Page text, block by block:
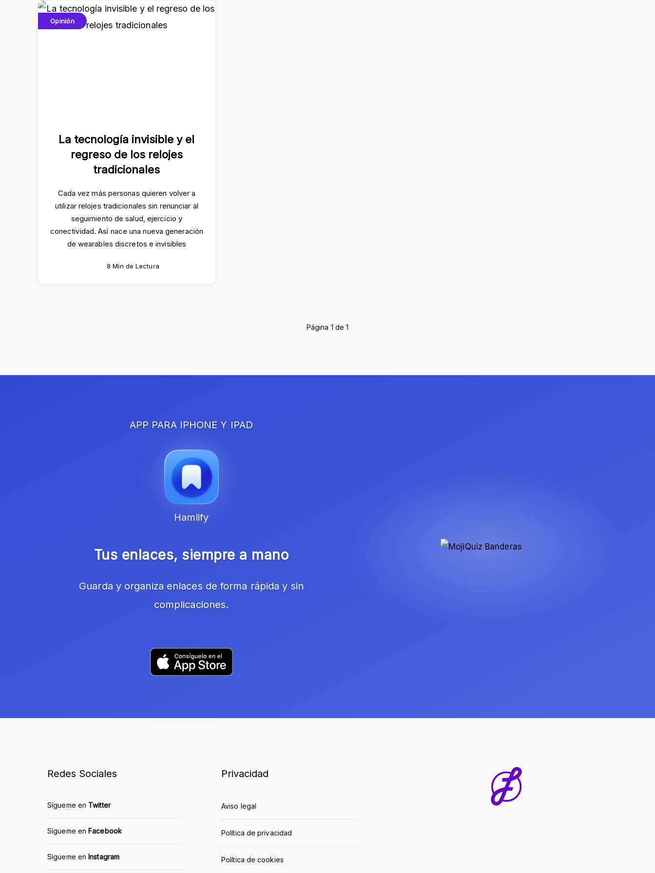
Opinión
La tecnología invisible y el
regreso de los relojes
tradicionales
Cada vez más personas quieren volver a
utilizar relojes tradicionales sin renunciar al
seguimiento de salud, ejercicio y
conectividad. Así nace una nueva generación
de wearables discretos e invisibles
8 Min de Lectura
Página 1 de 1
APP PARA IPHONE Y IPAD
Hamlify
Tus enlaces, siempre a mano
Guarda y organiza enlaces de forma rápida y sin
complicaciones.
Redes Sociales
Sígueme en Twitter
Sígueme enFacebook
Sígueme enInstagram
Privacidad
Aviso legal
Política de privacidad
Política de cookies